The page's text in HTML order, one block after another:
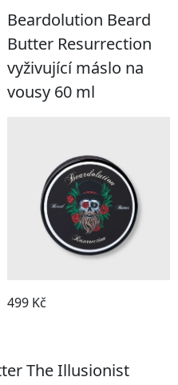
Beardolution Beard
Butter Resurrection
vyživující máslo na
vousy 60 ml
499 Kč
The Illusionist